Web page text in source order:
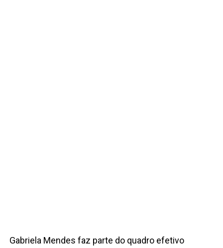
Gabriela Mendes faz parte do quadro efetivo